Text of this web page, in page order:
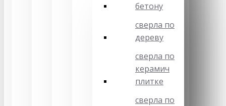
бетону
сверла по
дереву
сверла по
керамич
плитке
сверла по